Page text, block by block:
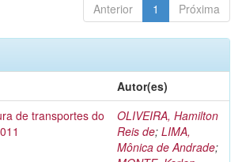
Anterior 1 Próxima
Autor(es)
de transportes do
OLIVEIRA, Hamilton
Reis de; LIMA,
Mônica de Andrade;